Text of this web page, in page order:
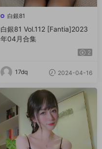
白銀81
白銀81 Vol.112 [Fantia]2023
年04月合集
2
17dq 2024-04-16